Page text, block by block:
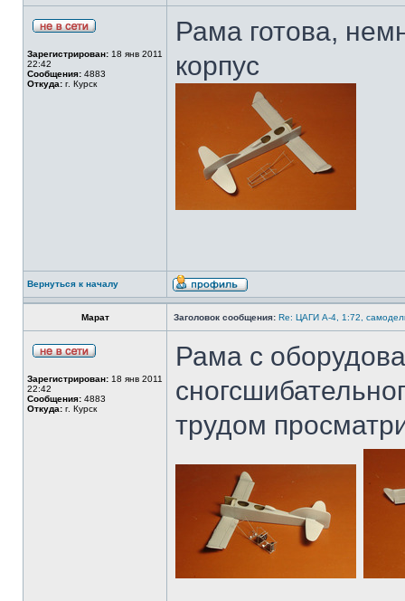
Зарегистрирован: 18 янв 2011
22:42
Сообщения: 4883
Откуда: г. Курск
Рама готова,
корпус
Вернуться к началу
Марат Заголовок сообщения: Re: ЦАГИ А-4, 1:72,
Зарегистрирован: 18 янв 2011
22:42
Сообщения: 4883
Откуда: г. Курск
Рама с
трудом